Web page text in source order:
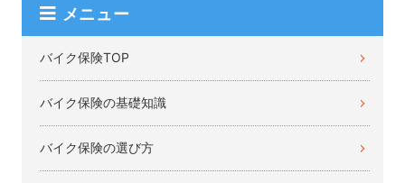
メニュー
バイク保険TOP
バイク保険の基礎知識
バイク保険の選び方